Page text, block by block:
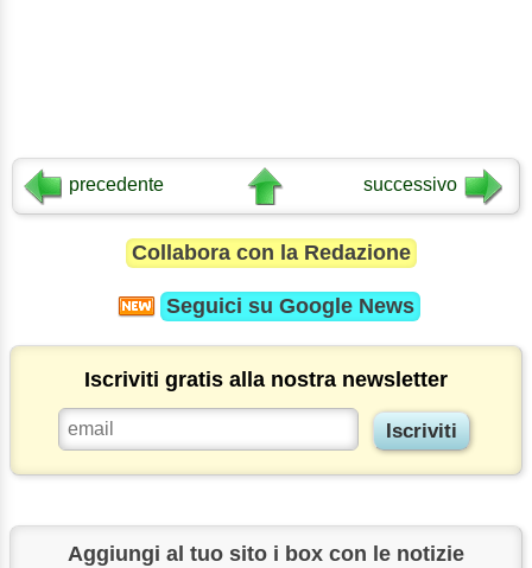
precedente successivo
Collabora con la Redazione
Seguici su Google News
Iscriviti gratis alla nostra newsletter
Aggiungi al tuo sito i box con le notizie